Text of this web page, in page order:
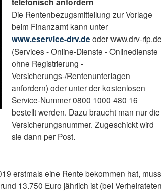
Die Rentenbezugsmitteilung zur Vorlage
beim Finanzamt kann unter
www.eservice-drv.deoder www.drv-rlp.de
(Services - Online-Dienste - Onlinedienste
ohne Registrierung -
Versicherungs-/Rentenunterlagen
anfordern) oder unter der kostenlosen
Service-Nummer 0800 1000 480 16
bestellt werden. Dazu braucht man nur die
Versicherungsnummer. Zugeschickt wird
sie dann per Post.
erstmals eine Rente bekommen hat, muss
13.750 Euro jährlich ist (bei Verheirateten